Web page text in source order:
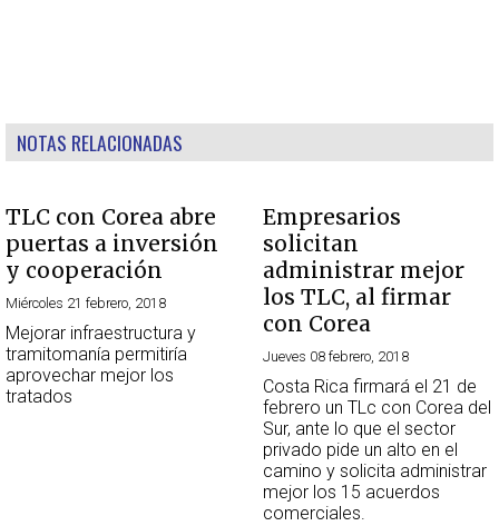
NOTAS RELACIONADAS
TLC con Corea abre
puertas a inversión
y cooperación
Miércoles 21 febrero, 2018
Mejorar infraestructura y
tramitomanía permitiría
aprovechar mejor los
tratados
Empresarios
solicitan
administrar mejor
los TLC, al firmar
con Corea
Jueves 08 febrero, 2018
Costa Rica firmará el 21 de
febrero un TLc con Corea del
Sur, ante lo que el sector
privado pide un alto en el
camino y solicita administrar
mejor los 15 acuerdos
comerciales.